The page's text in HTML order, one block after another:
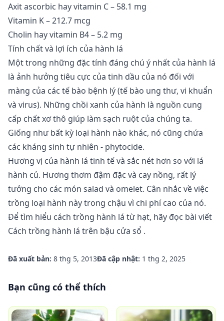
Axit ascorbic hay vitamin C – 58.1 mg
Vitamin K – 212.7 mcg
Cholin hay vitamin B4 – 5.2 mg
Tính chất và lợi ích của hành lá
Một trong những đặc tính đáng chú ý nhất của hành lá
là ảnh hưởng tiêu cực của tinh dầu của nó đối với
màng của các tế bào bệnh lý (tế bào ung thư, vi khuẩn
và virus). Những chồi xanh của hành là nguồn cung
cấp chất xơ thô giúp làm sạch ruột của chúng ta.
Giống như bất kỳ loại hành nào khác, nó cũng chứa
các kháng sinh tự nhiên - phytocide.
Hương vị của hành lá tinh tế và sắc nét hơn so với lá
hành củ. Hương thơm đậm đặc và cay nồng, rất lý
tưởng cho các món salad và omelet. Cân nhắc về việc
trồng loại hành này trong chậu vì chi phí cao của nó.
Để tìm hiểu cách trồng hành lá từ hạt, hãy đọc bài viết
Cách trồng hành lá trên bậu cửa sổ .
Đã xuất bản: 8 thg 5, 2013Đã cập nhật: 1 thg 2, 2025
Bạn cũng có thể thích